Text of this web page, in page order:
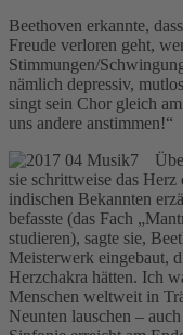
Beethoven erkannte,
Freude verloren geht,
Stimmungen/
nämlich depressiv,
singt sein Chor gleich
uns andere anstimmen!“
sie schrittweise das
indischen Bekannten
befasste (das Fach
studieren), sagte sie,
Meisterwerk eingebaut,
Herzchakra hätten. Ich
Menschen weltweit in
Neunten lauschen –